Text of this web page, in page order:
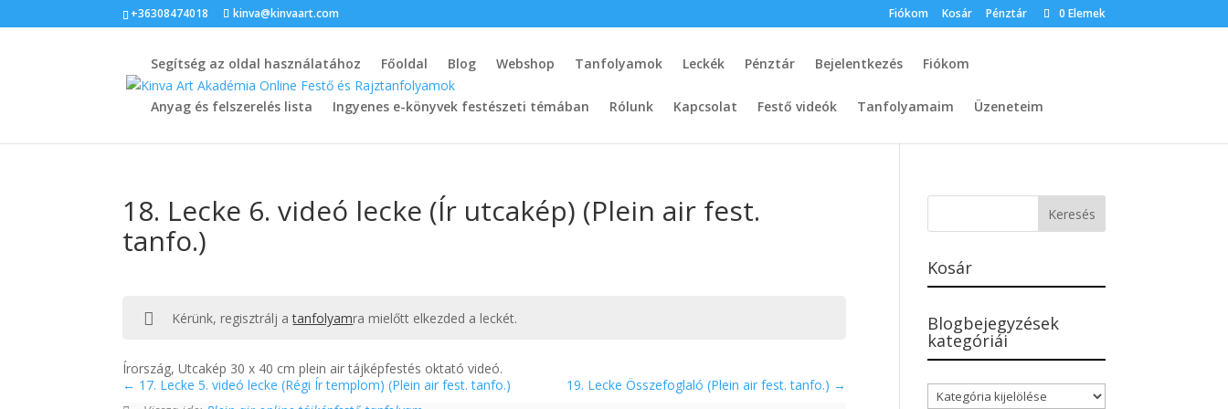
+36308474018 kinva@kinvaart.com Fiókom Kosár Pénztár 0 Elemek
Segítség az oldal használatához Főoldal Blog Webshop Tanfolyamok Leckék Pénztár Bejelentkezés Fiókom
Anyag és felszerelés lista Ingyenes e-könyvek festészeti témában Rólunk Kapcsolat Festő videók Tanfolyamaim Üzeneteim
18. Lecke 6. videó lecke (Ír utcakép) (Plein air fest.
tanfo.)
Kérünk, regisztrálj atanfolyamra mielőtt elkezded a leckét.
Írország, Utcakép 30 x 40 cm plein air tájképfestés oktató videó.
17. Lecke 5. videó lecke (Régi Ír templom) (Plein air fest. tanfo.)
19. Lecke Összefoglaló (Plein air fest. tanfo.)
Kosár
Blogbejegyzések
kategóriái
Blogbejegyzések